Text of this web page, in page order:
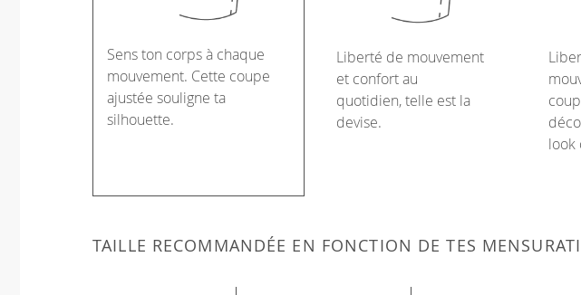
Sens ton corps à chaque
mouvement. Cette coupe
ajustée souligne ta
silhouette.
Liberté de mouvement
et confort au
quotidien, telle est la
devise.
look
TAILLE RECOMMANDÉE EN FONCTION DE TES